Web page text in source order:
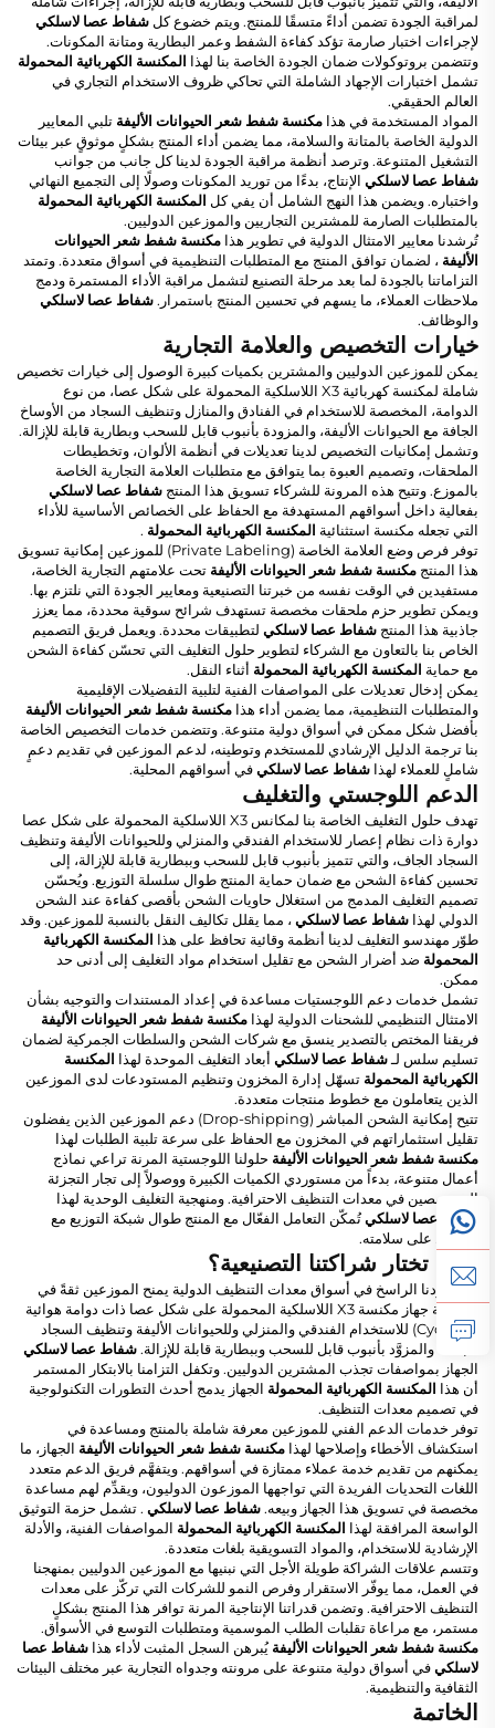
لمراقبة الجودة تضمن أداءً متسقًا للمنتج. ويتم خضوع كل شفاط عصا لاسلكي
لإجراءات اختبار صارمة تؤكد كفاءة الشفط وعمر البطارية ومتانة المكونات.
وتتضمن بروتوكولات ضمان الجودة الخاصة بنا لهذا المكنسة الكهربائية المحمولة
تشمل اختبارات الإجهاد الشاملة التي تحاكي ظروف الاستخدام التجاري في
العالم الحقيقي.
المواد المستخدمة في هذا مكنسة شفط شعر الحيوانات الأليفة تلبي المعايير
الدولية الخاصة بالمتانة والسلامة، مما يضمن أداء المنتج بشكلٍ موثوقٍ عبر بيئات
التشغيل المتنوعة. وترصد أنظمة مراقبة الجودة لدينا كل جانب من جوانب
شفاط عصا لاسلكي الإنتاج، بدءًا من توريد المكونات وصولًا إلى التجميع النهائي
واختباره. ويضمن هذا النهج الشامل أن يفي كل المكنسة الكهربائية المحمولة
بالمتطلبات الصارمة للمشترين التجاريين والموزعين الدوليين.
تُرشدنا معايير الامتثال الدولية في تطوير هذا مكنسة شفط شعر الحيوانات
الأليفة ، لضمان توافق المنتج مع المتطلبات التنظيمية في أسواق متعددة. وتمتد
التزاماتنا بالجودة لما بعد مرحلة التصنيع لتشمل مراقبة الأداء المستمرة ودمج
ملاحظات العملاء، ما يسهم في تحسين المنتج باستمرار.شفاط عصا لاسلكي
والوظائف.
خيارات التخصيص والعلامة التجارية
يمكن للموزعين الدوليين والمشترين بكميات كبيرة الوصول إلى خيارات تخصيص
شاملة لمكنسة كهربائية X3 اللاسلكية المحمولة على شكل عصا، من نوع
الدوامة، المخصصة للاستخدام في الفنادق والمنازل وتنظيف السجاد من الأوساخ
الجافة مع الحيوانات الأليفة، والمزودة بأنبوب قابل للسحب وبطارية قابلة للإزالة.
وتشمل إمكانيات التخصيص لدينا تعديلات في أنظمة الألوان، وتخطيطات
الملحقات، وتصميم العبوة بما يتوافق مع متطلبات العلامة التجارية الخاصة
بالموزع. وتتيح هذه المرونة للشركاء تسويق هذا المنتج شفاط عصا لاسلكي
بفعالية داخل أسواقهم المستهدفة مع الحفاظ على الخصائص الأساسية للأداء
التي تجعله مكنسة استثنائية المكنسة الكهربائية المحمولة .
توفر فرص وضع العلامة الخاصة (Private Labeling) للموزعين إمكانية تسويق
هذا المنتج مكنسة شفط شعر الحيوانات الأليفة تحت علامتهم التجارية الخاصة،
مستفيدين في الوقت نفسه من خبرتنا التصنيعية ومعايير الجودة التي نلتزم بها.
ويمكن تطوير حزم ملحقات مخصصة تستهدف شرائح سوقية محددة، مما يعزز
جاذبية هذا المنتج شفاط عصا لاسلكي لتطبيقات محددة. ويعمل فريق التصميم
الخاص بنا بالتعاون مع الشركاء لتطوير حلول التغليف التي تحسّن كفاءة الشحن
مع حماية المكنسة الكهربائية المحمولة أثناء النقل.
يمكن إدخال تعديلات على المواصفات الفنية لتلبية التفضيلات الإقليمية
والمتطلبات التنظيمية، مما يضمن أداء هذا مكنسة شفط شعر الحيوانات الأليفة
بأفضل شكل ممكن في أسواق دولية متنوعة. وتتضمن خدمات التخصيص الخاصة
بنا ترجمة الدليل الإرشادي للمستخدم وتوطينه، لدعم الموزعين في تقديم دعمٍ
شاملٍ للعملاء لهذا شفاط عصا لاسلكيفي أسواقهم المحلية.
الدعم اللوجستي والتغليف
تهدف حلول التغليف الخاصة بنا لمكانس X3 اللاسلكية المحمولة على شكل عصا
دوارة ذات نظام إعصار للاستخدام الفندقي والمنزلي وللحيوانات الأليفة وتنظيف
السجاد الجاف، والتي تتميز بأنبوب قابل للسحب وببطارية قابلة للإزالة، إلى
تحسين كفاءة الشحن مع ضمان حماية المنتج طوال سلسلة التوزيع. ويُحسّن
تصميم التغليف المدمج من استغلال حاويات الشحن بأقصى كفاءة عند الشحن
الدولي لهذا شفاط عصا لاسلكي ، مما يقلل تكاليف النقل بالنسبة للموزعين. وقد
طوّر مهندسو التغليف لدينا أنظمة وقائية تحافظ على هذا المكنسة الكهربائية
المحمولة ضد أضرار الشحن مع تقليل استخدام مواد التغليف إلى أدنى حد
ممكن.
تشمل خدمات دعم اللوجستيات مساعدة في إعداد المستندات والتوجيه بشأن
الامتثال التنظيمي للشحنات الدولية لهذا مكنسة شفط شعر الحيوانات الأليفة
فريقنا المختص بالتصدير ينسق مع شركات الشحن والسلطات الجمركية لضمان
تسليم سلس لـشفاط عصا لاسلكي أبعاد التغليف الموحدة لهذا المكنسة
الكهربائية المحمولة تسهّل إدارة المخزون وتنظيم المستودعات لدى الموزعين
الذين يتعاملون مع خطوط منتجات متعددة.
تتيح إمكانية الشحن المباشر (Drop-shipping) دعم الموزعين الذين يفضلون
تقليل استثماراتهم في المخزون مع الحفاظ على سرعة تلبية الطلبات لهذا
مكنسة شفط شعر الحيوانات الأليفة حلولنا اللوجستية المرنة تراعي نماذج
أعمال متنوعة، بدءاً من مستوردي الكميات الكبيرة ووصولاً إلى تجار التجزئة
المتخصصين في معدات التنظيف الاحترافية. ومنهجية التغليف الوحدية لهذا
شفاط عصا لاسلكيتُمكّن التعامل الفعّال مع المنتج طوال شبكة التوزيع مع
الحفاظ على سلامته.
لماذا تختار شراكتنا التصنيعية؟
إن وجودنا الراسخ في أسواق معدات التنظيف الدولية يمنح الموزعين ثقةً في
موثوقية جهاز مكنسة X3 اللاسلكية المحمولة على شكل عصا ذات دوامة هوائية
(Cyclone) للاستخدام الفندقي والمنزلي وللحيوانات الأليفة وتنظيف السجاد
الجاف، والمزوَّد بأنبوب قابل للسحب وببطارية قابلة للإزالة.شفاط عصا لاسلكي
الجهاز بمواصفات تجذب المشترين الدوليين. وتكفل التزامنا بالابتكار المستمر
أن هذا المكنسة الكهربائية المحمولة الجهاز يدمج أحدث التطورات التكنولوجية
في تصميم معدات التنظيف.
توفر خدمات الدعم الفني للموزعين معرفة شاملة بالمنتج ومساعدة في
استكشاف الأخطاء وإصلاحها لهذا مكنسة شفط شعر الحيوانات الأليفة الجهاز، ما
يمكنهم من تقديم خدمة عملاء ممتازة في أسواقهم. ويتفهَّم فريق الدعم متعدد
اللغات التحديات الفريدة التي تواجهها الموزعون الدوليون، ويقدِّم لهم مساعدة
مخصصة في تسويق هذا الجهاز وبيعه.شفاط عصا لاسلكي . تشمل حزمة التوثيق
الواسعة المرافقة لهذا المكنسة الكهربائية المحمولة المواصفات الفنية، والأدلة
الإرشادية للاستخدام، والمواد التسويقية بلغات متعددة.
وتتسم علاقات الشراكة طويلة الأجل التي نبنيها مع الموزعين الدوليين بمنهجنا
في العمل، مما يوفّر الاستقرار وفرص النمو للشركات التي تركّز على معدات
التنظيف الاحترافية. وتضمن قدراتنا الإنتاجية المرنة توافر هذا المنتج بشكلٍ
مستمر، مع مراعاة تقلبات الطلب الموسمية ومتطلبات التوسع في الأسواق.
مكنسة شفط شعر الحيوانات الأليفة يُبرهن السجل المثبت لأداء هذا شفاط عصا
لاسلكيفي أسواق دولية متنوعة على مرونته وجدواه التجارية عبر مختلف البيئات
الثقافية والتنظيمية.
الخاتمة